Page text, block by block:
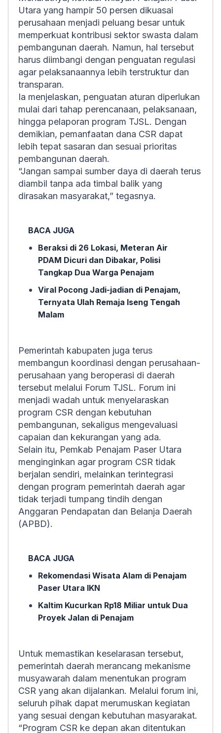
Utara yang hampir 50 persen dikuasai
perusahaan menjadi peluang besar untuk
memperkuat kontribusi sektor swasta dalam
pembangunan daerah. Namun, hal tersebut
harus diimbangi dengan penguatan regulasi
agar pelaksanaannya lebih terstruktur dan
transparan.
Ia menjelaskan, penguatan aturan diperlukan
mulai dari tahap perencanaan, pelaksanaan,
hingga pelaporan program TJSL. Dengan
demikian, pemanfaatan dana CSR dapat
lebih tepat sasaran dan sesuai prioritas
pembangunan daerah.
“Jangan sampai sumber daya di daerah terus
diambil tanpa ada timbal balik yang
dirasakan masyarakat,” tegasnya.
BACA JUGA
Beraksi di 26 Lokasi, Meteran Air
PDAM Dicuri dan Dibakar, Polisi
Tangkap Dua Warga Penajam
Viral Pocong Jadi-jadian di Penajam,
Ternyata Ulah Remaja Iseng Tengah
Malam
Pemerintah kabupaten juga terus
membangun koordinasi dengan perusahaan-
perusahaan yang beroperasi di daerah
tersebut melalui Forum TJSL. Forum ini
menjadi wadah untuk menyelaraskan
program CSR dengan kebutuhan
pembangunan, sekaligus mengevaluasi
capaian dan kekurangan yang ada.
Selain itu, Pemkab Penajam Paser Utara
menginginkan agar program CSR tidak
berjalan sendiri, melainkan terintegrasi
dengan program pemerintah daerah agar
tidak terjadi tumpang tindih dengan
Anggaran Pendapatan dan Belanja Daerah
(APBD).
BACA JUGA
Rekomendasi Wisata Alam di Penajam
Paser Utara IKN
Kaltim Kucurkan Rp18 Miliar untuk Dua
Proyek Jalan di Penajam
Untuk memastikan keselarasan tersebut,
pemerintah daerah merancang mekanisme
musyawarah dalam menentukan program
CSR yang akan dijalankan. Melalui forum ini,
seluruh pihak dapat merumuskan kegiatan
yang sesuai dengan kebutuhan masyarakat.
“Program CSR ke depan akan ditentukan